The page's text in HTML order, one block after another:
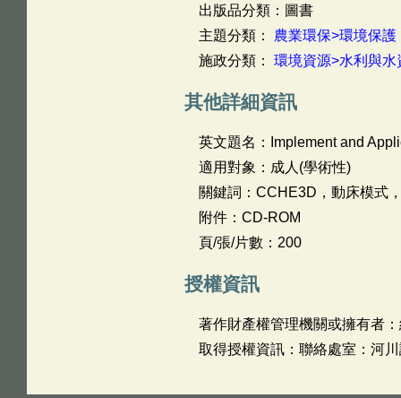
出版品分類：圖書
主題分類： 農業環保>環境保護
施政分類： 環境資源>水利與水
其他詳細資訊
英文題名：
Implement and
適用對象：成人(學術性)
關鍵詞：CCHE3D，動床模式
附件：CD-ROM
頁/張/片數：200
授權資訊
著作財產權管理機關或擁有者
取得授權資訊：聯絡處室：河